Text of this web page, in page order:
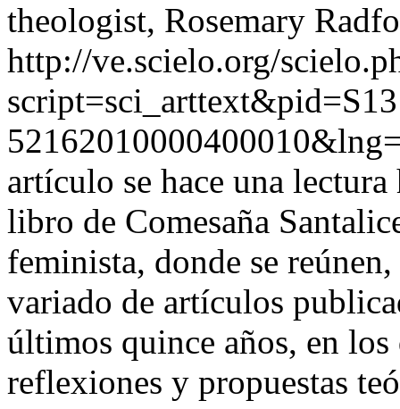
theologist, Rosemary
http://ve.scielo.org/
artículo se hace una
libro de Comesaña
feminista, donde se
variado de artículos
últimos quince años, en los
reflexiones y propuestas